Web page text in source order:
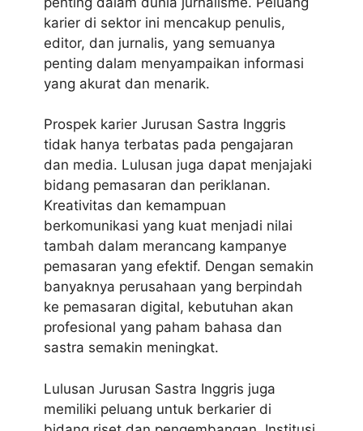
karier di sektor ini mencakup penulis,
editor, dan jurnalis, yang semuanya
penting dalam menyampaikan informasi
yang akurat dan menarik.
Prospek karier Jurusan Sastra Inggris
tidak hanya terbatas pada pengajaran
dan media. Lulusan juga dapat menjajaki
bidang pemasaran dan periklanan.
Kreativitas dan kemampuan
berkomunikasi yang kuat menjadi nilai
tambah dalam merancang kampanye
pemasaran yang efektif. Dengan semakin
banyaknya perusahaan yang berpindah
ke pemasaran digital, kebutuhan akan
profesional yang paham bahasa dan
sastra semakin meningkat.
Lulusan Jurusan Sastra Inggris juga
memiliki peluang untuk berkarier di